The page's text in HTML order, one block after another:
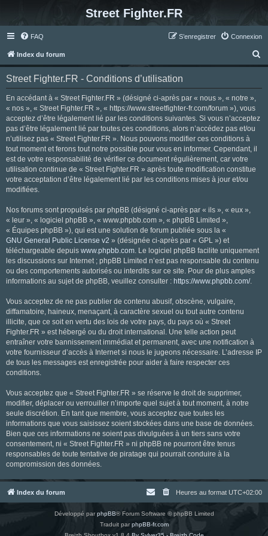
Street Fighter.FR
FAQ Connexion
S’enregistrer
Index du forum
e
Street Fighter.FR - Conditions d’utilisation
En accédant à « Street Fighter.FR » (désigné ci-après par « nous », « notre »,
« nos », « Street Fighter.FR », « https://www.streetfighter-fr.com/forum »), vous
acceptez d’être légalement lié par les conditions suivantes. Si vous n’acceptez
pas d’être légalement lié par toutes ces conditions, alors n’accédez pas et/ou
n’utilisez pas « Street Fighter.FR ». Nous pouvons modifier ces conditions à
tout moment et ferons tout notre possible pour vous en informer. Cependant, il
est de votre responsabilité de vérifier ce document régulièrement, car votre
utilisation continue de « Street Fighter.FR » après toute modification constitue
votre acceptation d’être légalement lié par les conditions mises à jour et/ou
modifiées.
Nos forums sont propulsés par phpBB (désigné ci-après par « ils », « eux »,
« leur », « logiciel phpBB », « www.phpbb.com », « phpBB Limited »,
« Équipes phpBB »), qui est une solution de forum publiée sous la «
GNU General Public License v2 » (désignée ci-après par « GPL ») et
téléchargeable depuis www.phpbb.com. Le logiciel phpBB facilite uniquement
les discussions sur Internet ; phpBB Limited n’est pas responsable du contenu
ou des comportements autorisés ou interdits sur ce site. Pour de plus amples
informations au sujet de phpBB, veuillez consulter : https://www.phpbb.com/.
Vous acceptez de ne pas publier de contenu abusif, obscène, vulgaire,
diffamatoire, haineux, menaçant, à caractère sexuel ou tout autre contenu
illicite, que ce soit en vertu des lois de votre pays, du pays où « Street
Fighter.FR » est hébergé ou du droit international. Une telle action peut
entraîner votre bannissement immédiat et permanent, avec une notification à
votre fournisseur d’accès à Internet si nous le jugeons nécessaire. L’adresse IP
de tous les messages est enregistrée pour aider à faire respecter ces
conditions.
Vous acceptez que « Street Fighter.FR » se réserve le droit de supprimer,
modifier, déplacer ou verrouiller n’importe quel sujet à tout moment, à notre
seule discrétion. En tant que membre, vous acceptez que toutes les
informations que vous saisissez soient stockées dans une base de données.
Bien que ces informations ne soient pas divulguées à un tiers sans votre
consentement, ni « Street Fighter.FR » ni phpBB ne pourront être tenus
responsables de toute tentative de piratage qui pourrait conduire à la
compromission des données.
Index du forum Heures au format UTC+02:00
Développé parphpBB® Forum Software © phpBB Limited
Traduit parphpBB-fr.com